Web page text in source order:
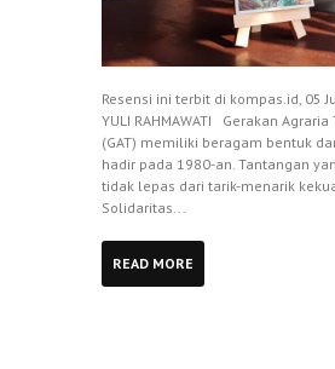
Resensi ini terbit di kompas.id, 05
YULI RAHMAWATI Gerakan
(GAT) memiliki beragam bentuk
hadir pada 1980-an. Tantangan
tidak lepas dari tarik-menarik
Solidaritas...
READ MORE